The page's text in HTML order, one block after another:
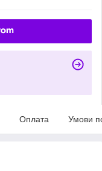
Оплата Умови